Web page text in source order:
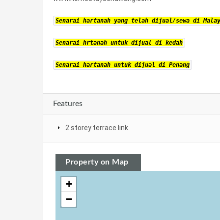
Senarai hartanah yang telah dijual/sewa di
Senarai hrtanah untuk dijual di kedah
Senarai hartanah untuk dijual di Penang
Features
2 storey terrace link
Property on Map
+
−